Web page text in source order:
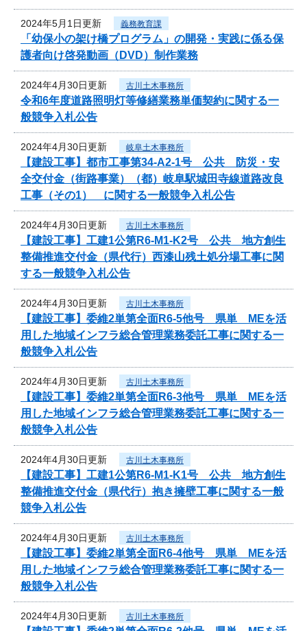
2024年5月1日更新 義務教育課
「幼保小の架け橋プログラム」の開発・実践に係る保
護者向け啓発動画（DVD）制作業務
2024年4月30日更新 古川土木事務所
令和6年度道路照明灯等修繕業務単価契約に関する一
般競争入札公告
2024年4月30日更新 岐阜土木事務所
【建設工事】都市工事第34-A2-1号 公共 防災・安
全交付金（街路事業）（都）岐阜駅城田寺線道路改良
工事（その1） に関する一般競争入札公告
2024年4月30日更新 古川土木事務所
【建設工事】工建1公第R6-M1-K2号 公共 地方創生
整備推進交付金（県代行）西漆山残土処分場工事に関
する一般競争入札公告
2024年4月30日更新 古川土木事務所
【建設工事】委維2単第全面R6-5他号 県単 MEを活
用した地域インフラ総合管理業務委託工事に関する一
般競争入札公告
2024年4月30日更新 古川土木事務所
【建設工事】委維2単第全面R6-3他号 県単 MEを活
用した地域インフラ総合管理業務委託工事に関する一
般競争入札公告
2024年4月30日更新 古川土木事務所
【建設工事】工建1公第R6-M1-K1号 公共 地方創生
整備推進交付金（県代行）抱き擁壁工事に関する一般
競争入札公告
2024年4月30日更新 古川土木事務所
【建設工事】委維2単第全面R6-4他号 県単 MEを活
用した地域インフラ総合管理業務委託工事に関する一
般競争入札公告
2024年4月30日更新 古川土木事務所